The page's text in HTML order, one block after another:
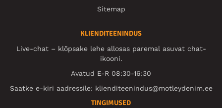
Sitemap
KLIENDITEENINDUS
Live-chat – klõpsake lehe allosas paremal asuvat chat-
ikooni.
Avatud E-R 08:30-16:30
Saatke e-kiri aadressile: klienditeenindus@motleydenim.ee
TINGIMUSED